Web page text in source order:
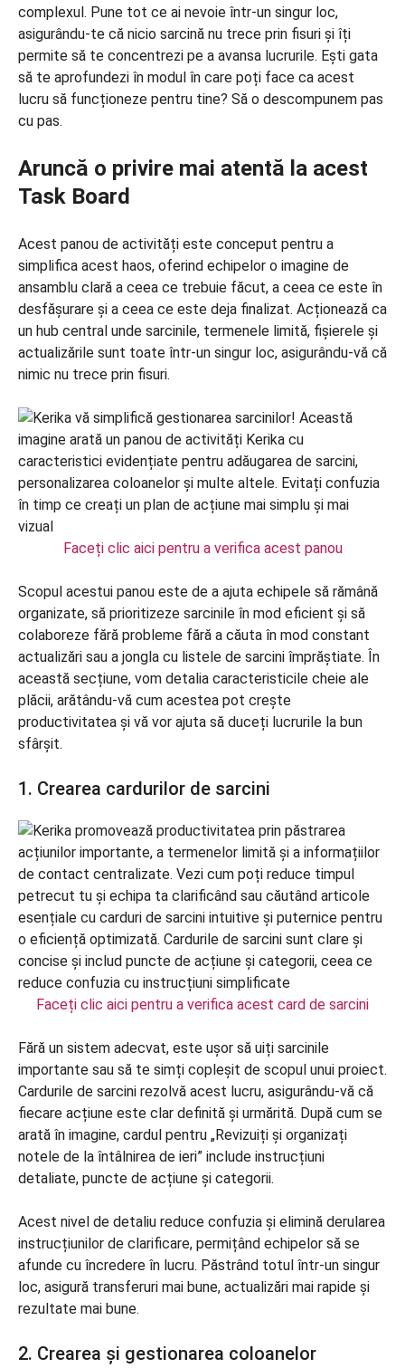
complexul. Pune tot ce ai nevoie într-un singur loc,
asigurându-te că nicio sarcină nu trece prin fisuri și îți
permite să te concentrezi pe a avansa lucrurile. Ești gata
să te aprofundezi în modul în care poți face ca acest
lucru să funcționeze pentru tine? Să o descompunem pas
cu pas.
Aruncă o privire mai atentă la acest
Task Board
Acest panou de activități este conceput pentru a
simplifica acest haos, oferind echipelor o imagine de
ansamblu clară a ceea ce trebuie făcut, a ceea ce este în
desfășurare și a ceea ce este deja finalizat. Acționează ca
un hub central unde sarcinile, termenele limită, fișierele și
actualizările sunt toate într-un singur loc, asigurându-vă că
nimic nu trece prin fisuri.
Faceți clic aici pentru a verifica acest panou
Scopul acestui panou este de a ajuta echipele să rămână
organizate, să prioritizeze sarcinile în mod eficient și să
colaboreze fără probleme fără a căuta în mod constant
actualizări sau a jongla cu listele de sarcini împrăștiate. În
această secțiune, vom detalia caracteristicile cheie ale
plăcii, arătându-vă cum acestea pot crește
productivitatea și vă vor ajuta să duceți lucrurile la bun
sfârșit.
1. Crearea cardurilor de sarcini
Faceți clic aici pentru a verifica acest card de sarcini
Fără un sistem adecvat, este ușor să uiți sarcinile
importante sau să te simți copleșit de scopul unui proiect.
Cardurile de sarcini rezolvă acest lucru, asigurându-vă că
fiecare acțiune este clar definită și urmărită. După cum se
arată în imagine, cardul pentru „Revizuiți și organizați
notele de la întâlnirea de ieri” include instrucțiuni
detaliate, puncte de acțiune și categorii.
Acest nivel de detaliu reduce confuzia și elimină derularea
instrucțiunilor de clarificare, permițând echipelor să se
afunde cu încredere în lucru. Păstrând totul într-un singur
loc, asigură transferuri mai bune, actualizări mai rapide și
rezultate mai bune.
2. Crearea și gestionarea coloanelor